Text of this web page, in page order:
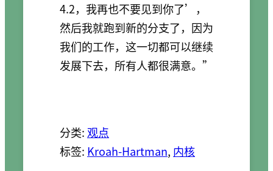
4.2，我再也不要见到你了’，
然后我就跑到新的分支了，因为
我们的工作，这一切都可以继续
发展下去，所有人都很满意。”
分类: 观点
标签: Kroah-Hartman, 内核